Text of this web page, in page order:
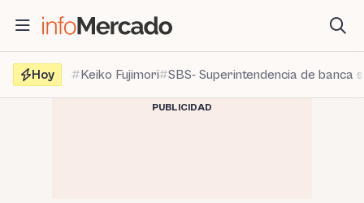
contenido
Hoy
Keiko Fujimori SBS- Superintendencia de banca
PUBLICIDAD